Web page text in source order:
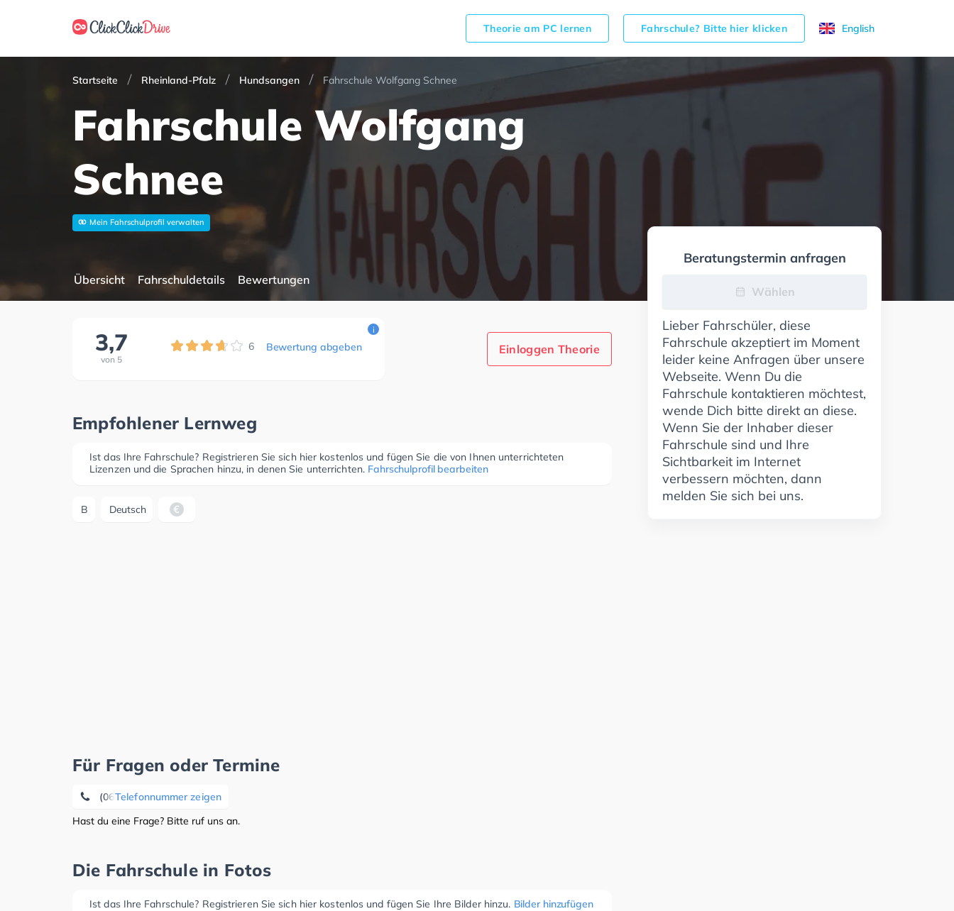
Theorie am PC lernen Fahrschule? Bitte hier klicken English
Startseite Rheinland-Pfalz Hundsangen Fahrschule Wolfgang Schnee
Fahrschule Wolfgang
Schnee
Mein Fahrschulprofil verwalten
Übersicht Fahrschuldetails Bewertungen
3,7
von 5
6 Bewertung abgeben
i
Einloggen Theorie
Empfohlener Lernweg
Ist das Ihre Fahrschule? Registrieren Sie sich hier kostenlos und fügen Sie die von Ihnen unterrichteten
Lizenzen und die Sprachen hinzu, in denen Sie unterrichten. Fahrschulprofil bearbeiten
B Deutsch
Für Fragen oder Termine
Telefonnummer zeigen
(06436) 76 77
Hast du eine Frage? Bitte ruf uns an.
Die Fahrschule in Fotos
Ist das Ihre Fahrschule? Registrieren Sie sich hier kostenlos und fügen Sie Ihre Bilder hinzu. Bilder hinzufügen
Beratungstermin anfragen
Wählen
Lieber Fahrschüler, diese
Fahrschule akzeptiert im Moment
leider keine Anfragen über unsere
Webseite. Wenn Du die
Fahrschule kontaktieren möchtest,
wende Dich bitte direkt an diese.
Wenn Sie der Inhaber dieser
Fahrschule sind und Ihre
Sichtbarkeit im Internet
verbessern möchten, dann
melden Sie sich bei uns.